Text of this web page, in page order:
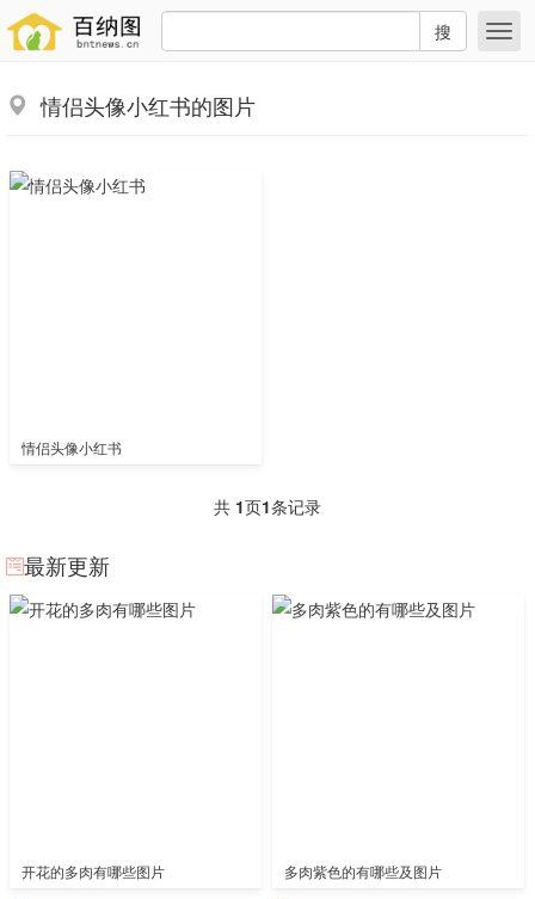
搜
情侣头像小红书的图片
情侣头像小红书
共 1页1条记录
最新更新
开花的多肉有哪些图片 多肉紫色的有哪些及图片